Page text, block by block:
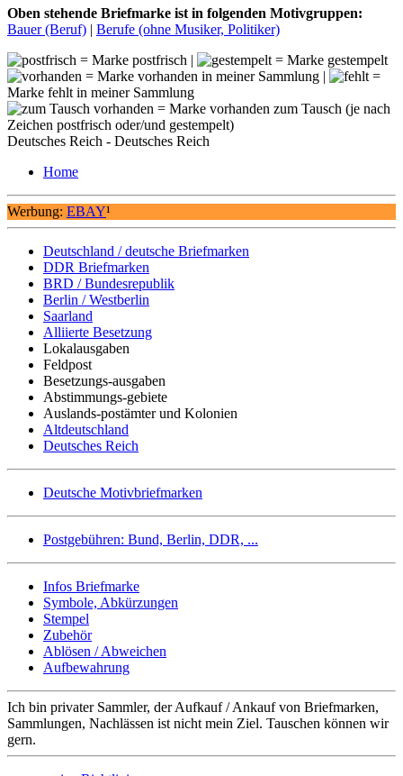
Oben stehende Briefmarke ist in folgenden Motivgruppen:
Bauer (Beruf) | Berufe (ohne Musiker, Politiker)
= Marke postfrisch |
= Marke gestempelt
= Marke vorhanden in meiner Sammlung |
=
Marke fehlt in meiner Sammlung
= Marke vorhanden zum Tausch (je nach
Zeichen postfrisch oder/und gestempelt)
Deutsches Reich - Deutsches Reich
Home
Werbung: EBAY¹
Deutschland / deutsche Briefmarken
DDR Briefmarken
BRD / Bundesrepublik
Berlin / Westberlin
Saarland
Alliierte Besetzung
Lokalausgaben
Feldpost
Besetzungs-ausgaben
Abstimmungs-gebiete
Auslands-postämter und Kolonien
Altdeutschland
Deutsches Reich
Deutsche Motivbriefmarken
Postgebühren: Bund, Berlin, DDR, ...
Infos Briefmarke
Symbole, Abkürzungen
Stempel
Zubehör
Ablösen / Abweichen
Aufbewahrung
Ich bin privater Sammler, der Aufkauf / Ankauf von Briefmarken,
Sammlungen, Nachlässen ist nicht mein Ziel. Tauschen können wir
gern.